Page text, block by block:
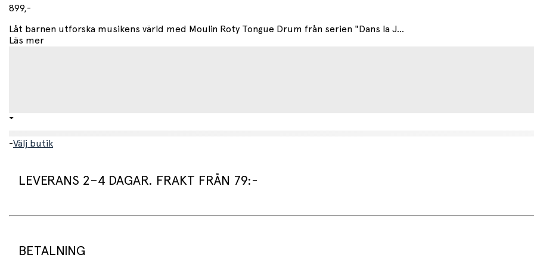
899,-
Låt barnen utforska musikens värld med Moulin Roty Tongue Drum från serien "Dans la J...
Läs mer
-Välj butik
LEVERANS 2–4 DAGAR. FRAKT FRÅN 79:-
Standard leveranstid för varor som finns i lager är 2–4 dagar.
BETALNING